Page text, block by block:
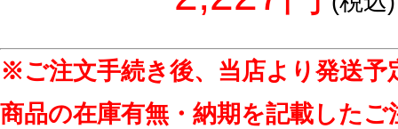
※ご注文手続き後、当店より発送予
商品の在庫有無・納期を記載したご